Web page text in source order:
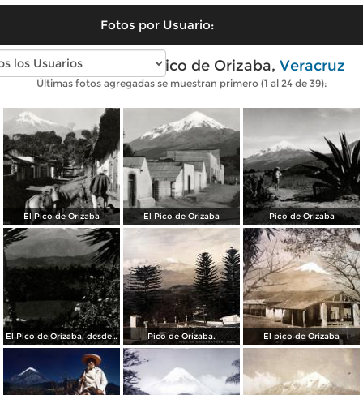
Fotos por Usuario:
Fotos antiguas de Pico de Orizaba, Veracruz
Últimas fotos agregadas se muestran primero (1 al 24 de 39):
El Pico de Orizaba El Pico de Orizaba Pico de Orizaba
El Pico de Orizaba, desde Coscomatepec Pico de Orizaba. El pico de Orizaba